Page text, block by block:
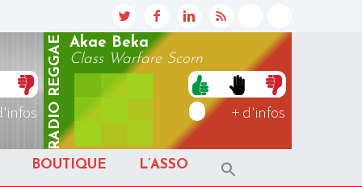
RADIO
REGGAE
Akae Beka
Class Warfare Scorn
+ d'infos
BOUTIQUE L’ASSO